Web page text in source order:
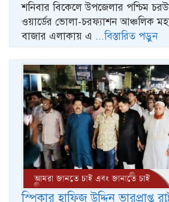
শনিবার বিকেলে উপজেলার পশ্চিম
ওয়ার্ডের ভোলা-চরফ্যাশন আঞ্চলিক
বাজার এলাকায় এ ...বিস্তারিত পড়ুন
স্পিকার হাফিজ উদ্দিন ভারপ্রাপ্ত